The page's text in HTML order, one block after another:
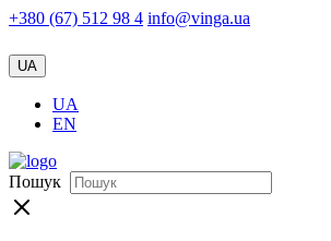
+380 (67) 512 98 4 info@vinga.ua
UA
UA
EN
Пошук